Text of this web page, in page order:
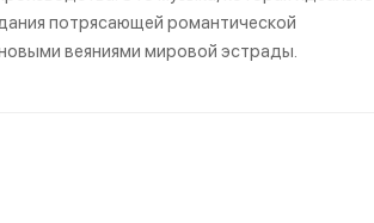
потрясающей романтической
веяниями мировой эстрады.